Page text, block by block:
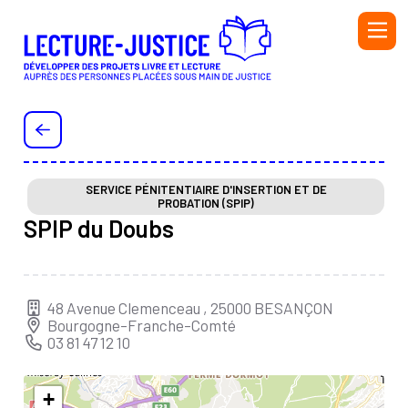
SERVICE PÉNITENTIAIRE D'INSERTION ET DE
PROBATION (SPIP)
SPIP du Doubs
48 Avenue Clemenceau , 25000 BESANÇON
Bourgogne-Franche-Comté
03 81 47 12 10
+
PERSONNEL DE L'ADMINISTRATION PÉNITENTIAIRE ET
DE L'ÉDUCATION NATIONALE
PERSONNEL DE LA PROTECTION JUDICIAIRE DE LA
JEUNESSE (PJJ), DU SECTEUR ASSOCIATIF HABILITÉ
(SAH) ET DE L'ÉDUCATION NATIONALE
BIBLIOTHÉCAIRE
BÉNÉVOLE OU SALARIÉ·E D’UNE ASSOCIATION
AUTEUR OU AUTRICE
INTERVENANT·E
Initiatives Ressources